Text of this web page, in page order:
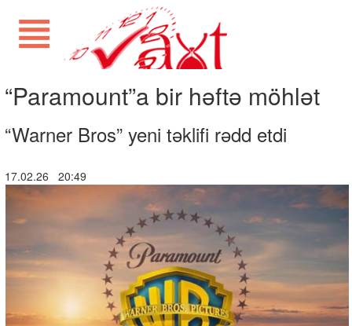
“Paramount”a bir həftə möhlət
“Warner Bros” yeni təklifi rədd etdi
17.02.26 20:49